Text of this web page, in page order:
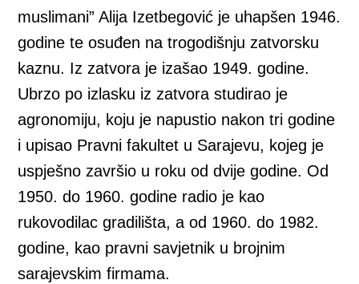
muslimani” Alija Izetbegović je uhapšen 1946.
godine te osuđen na trogodišnju zatvorsku
kaznu. Iz zatvora je izašao 1949. godine.
Ubrzo po izlasku iz zatvora studirao je
agronomiju, koju je napustio nakon tri godine
i upisao Pravni fakultet u Sarajevu, kojeg je
uspješno završio u roku od dvije godine. Od
1950. do 1960. godine radio je kao
rukovodilac gradilišta, a od 1960. do 1982.
godine, kao pravni savjetnik u brojnim
sarajevskim firmama.